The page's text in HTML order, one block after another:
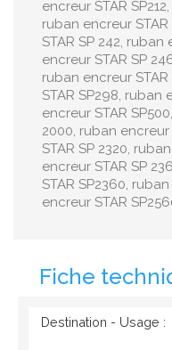
encreur STAR
ruban encreur
STAR SP 242, ruban
encreur STAR SP
ruban encreur
STAR SP298, ruban
encreur STAR
2000, ruban encreur
STAR SP 2320,
encreur STAR SP
STAR SP2360,
encreur STAR
Fiche
Destination - Usage :